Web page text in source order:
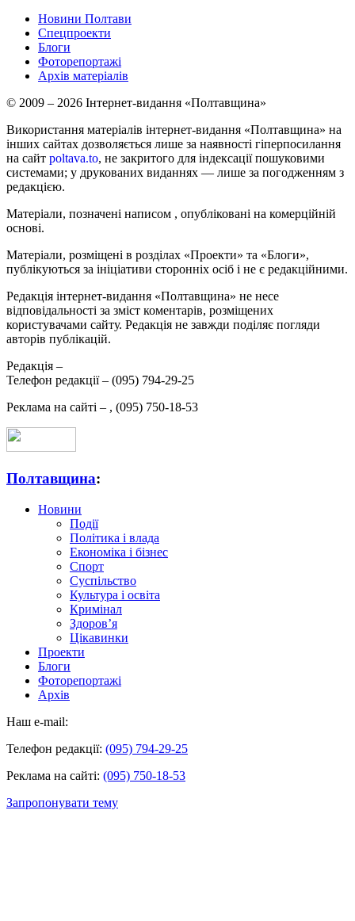
Новини Полтави
Спецпроекти
Блоги
Фоторепортажі
Архів матеріалів
© 2009 – 2026 Інтернет-видання «Полтавщина»
Використання матеріалів інтернет-видання «Полтавщина» на
інших сайтах дозволяється лише за наявності гіперпосилання
на сайт poltava.to, не закритого для індексації пошуковими
системами; у друкованих виданнях — лише за погодженням з
редакцією.
Матеріали, позначені написом , опубліковані на комерційній
основі.
Матеріали, розміщені в розділах «Проекти» та «Блоги»,
публікуються за ініціативи сторонніх осіб і не є редакційними.
Редакція інтернет-видання «Полтавщина» не несе
відповідальності за зміст коментарів, розміщених
користувачами сайту. Редакція не завжди поділяє погляди
авторів публікацій.
Редакція –
Телефон редакції – (095) 794-29-25
Реклама на сайті – , (095) 750-18-53
Полтавщина:
Новини
Події
Політика і влада
Економіка і бізнес
Спорт
Суспільство
Культура і освіта
Кримінал
Здоров’я
Цікавинки
Проекти
Блоги
Фоторепортажі
Архів
Наш e-mail:
Телефон редакції: (095) 794-29-25
Реклама на сайті: (095) 750-18-53
Запропонувати тему